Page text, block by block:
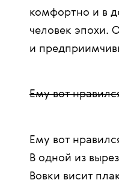
комфортно и в
человек эпохи.
и
Ему вот
Ему вот
В одной из
Вовки висит